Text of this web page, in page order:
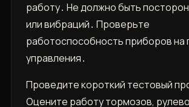
работу․ Не должно быть
или вибраций․ Проверьте
работоспособность приборов на
управления․
Проведите короткий тестовый
Оцените работу тормозов,